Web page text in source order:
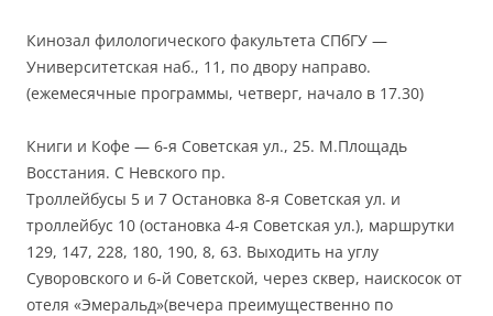
Кинозал филологического факультета СПбГУ —
Университетская наб., 11, по двору направо.
(ежемесячные программы, четверг, начало в 17.30)
Книги и Кофе — 6-я Советская ул., 25. М.Площадь
Восстания. С Невского пр.
Троллейбусы 5 и 7 Остановка 8-я Советская ул. и
троллейбус 10 (остановка 4-я Советская ул.), маршрутки
129, 147, 228, 180, 190, 8, 63. Выходить на углу
Суворовского и 6-й Советской, через сквер, наискосок от
отеля «Эмеральд»(вечера преимущественно по